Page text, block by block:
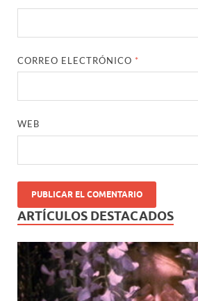
CORREO ELECTRÓNICO *
WEB
ARTÍCULOS DESTACADOS